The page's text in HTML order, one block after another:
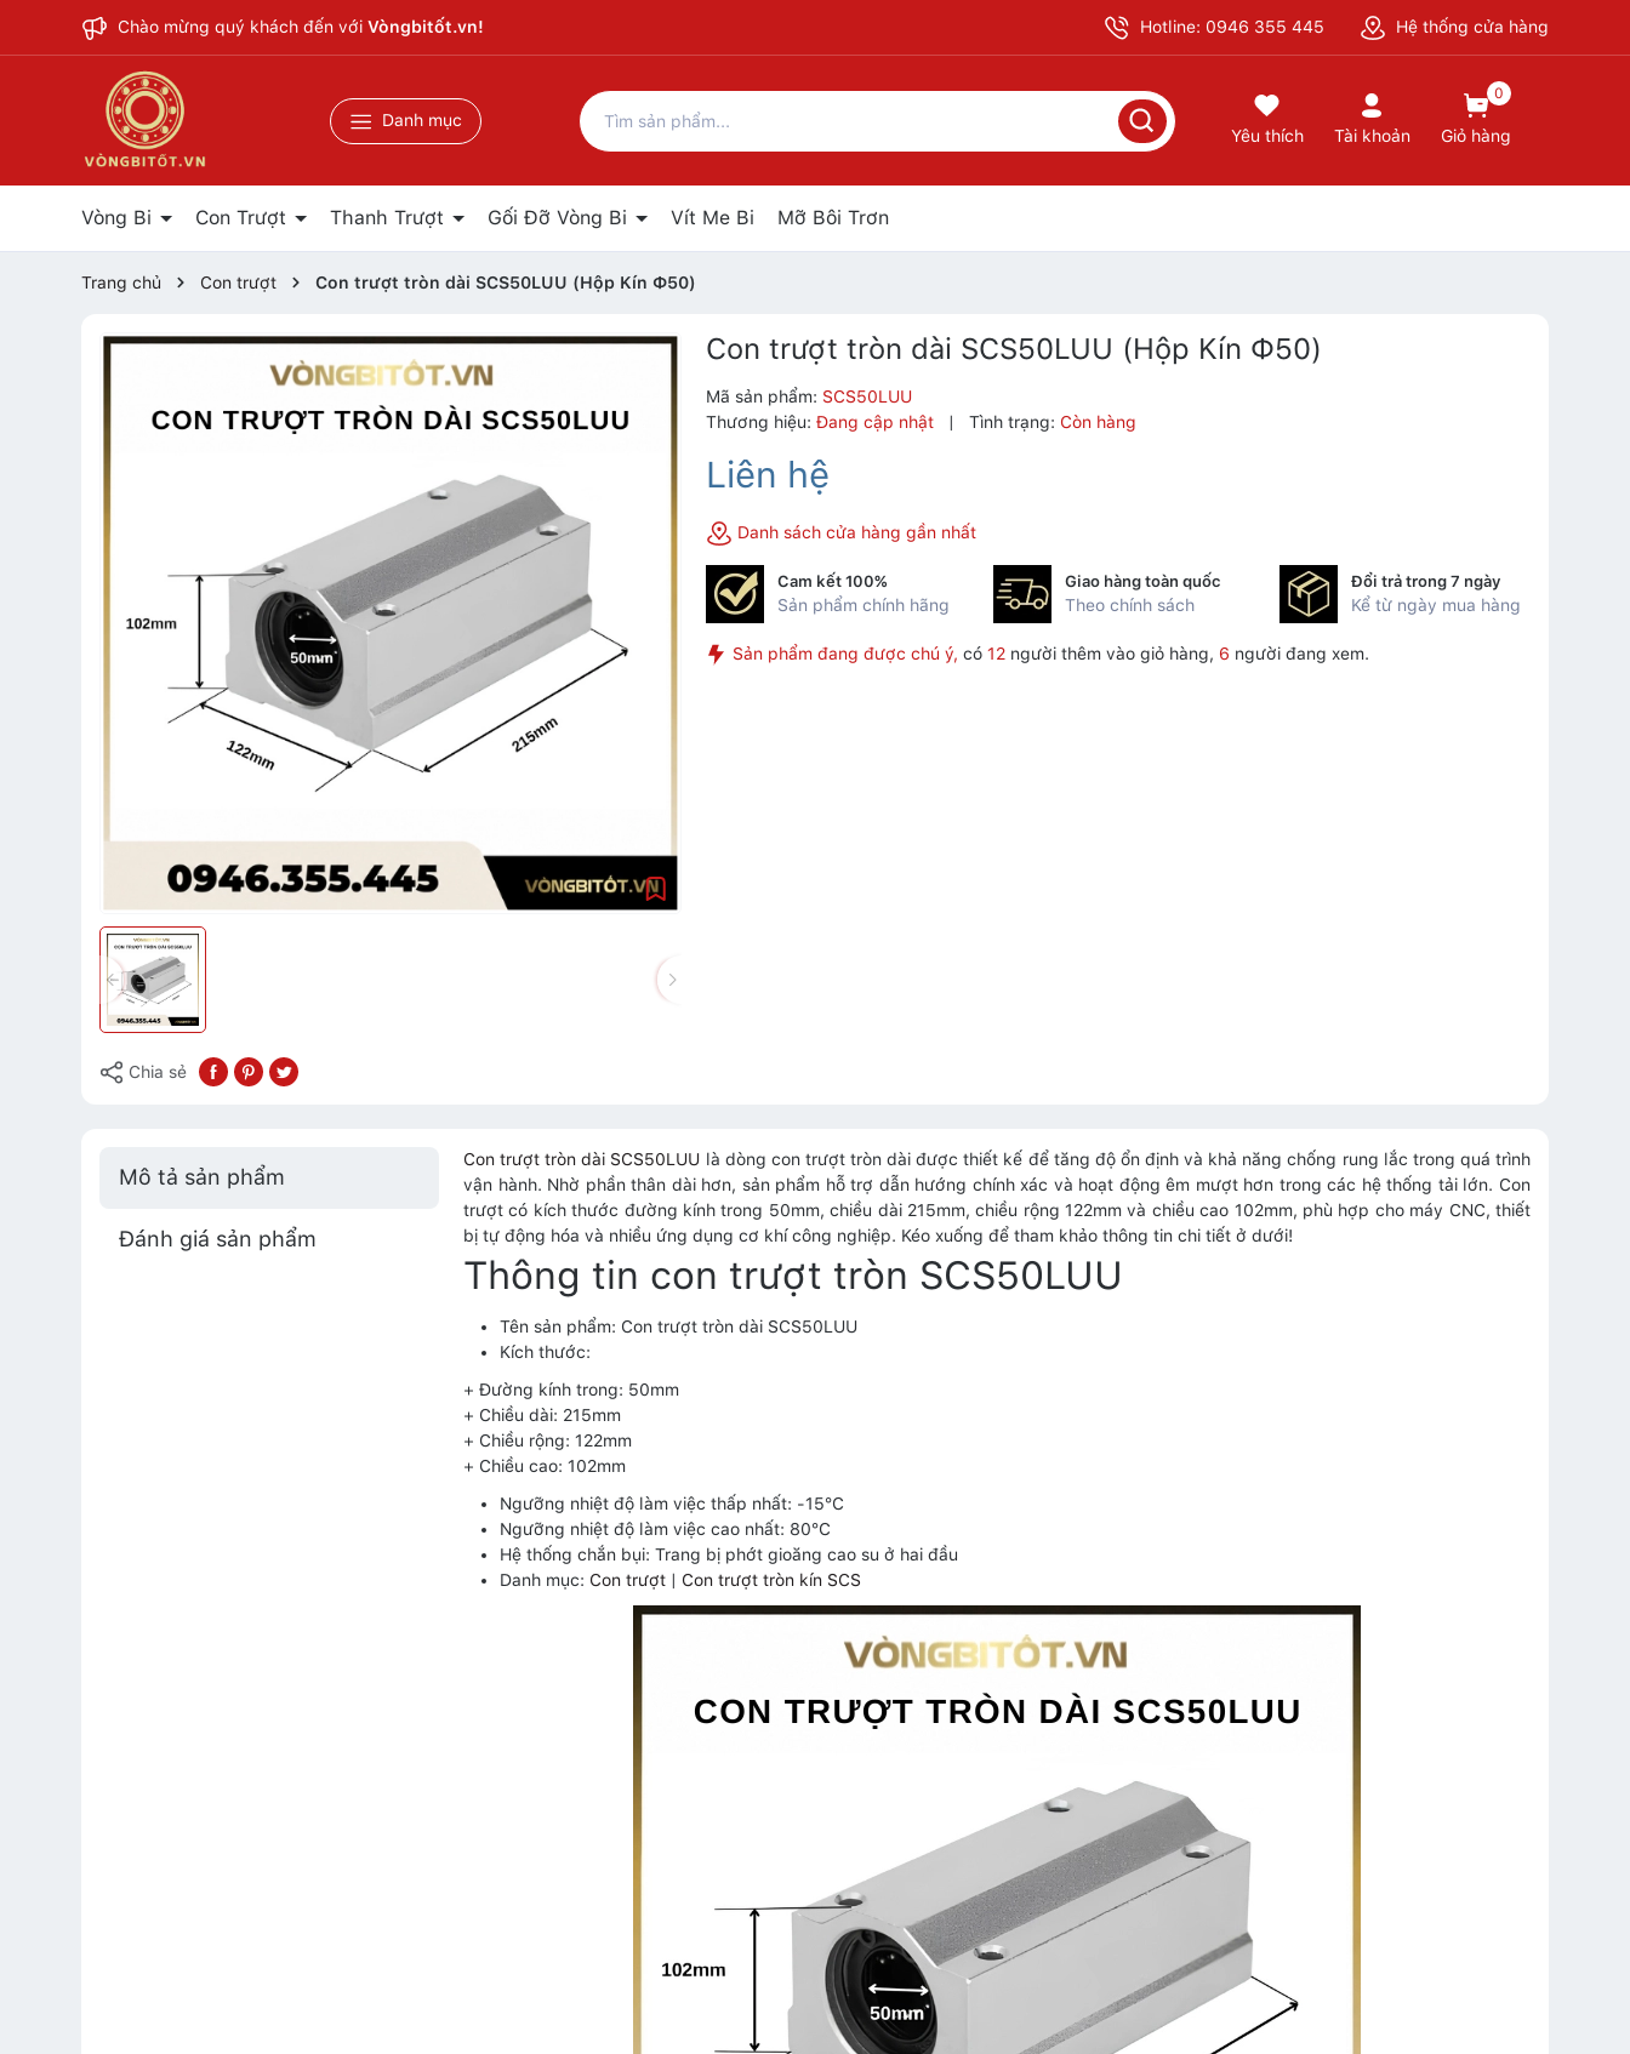
Chào mừng quý khách đến với Vòngbitốt.vn! Hotline: 0946 355 445 Hệ thống cửa hàng
Danh mục
Yêu thích Tài khoản
0
Giỏ hàng
Vòng Bi Con Trượt Thanh Trượt Gối Đỡ Vòng Bi Vít Me Bi Mỡ Bôi Trơn
Trang chủ Con trượt Con trượt tròn dài SCS50LUU (Hộp Kín Ф50)
Chia sẻ
Con trượt tròn dài SCS50LUU (Hộp Kín Ф50)
Mã sản phẩm: SCS50LUU
Thương hiệu: Đang cập nhật | Tình trạng: Còn hàng
Liên hệ
Danh sách cửa hàng gần nhất
Cam kết 100%
Sản phẩm chính hãng
Giao hàng toàn quốc
Theo chính sách
Đổi trả trong 7 ngày
Kể từ ngày mua hàng
Sản phẩm đang được chú ý, có 12 người thêm vào giỏ hàng, 6 người đang xem.
Mô tả sản phẩm
Đánh giá sản phẩm
Con trượt tròn dài SCS50LUU là dòng con trượt tròn dài được thiết kế để tăng độ ổn định và khả năng chống rung lắc trong quá trình
vận hành. Nhờ phần thân dài hơn, sản phẩm hỗ trợ dẫn hướng chính xác và hoạt động êm mượt hơn trong các hệ thống tải lớn. Con
trượt có kích thước đường kính trong 50mm, chiều dài 215mm, chiều rộng 122mm và chiều cao 102mm, phù hợp cho máy CNC, thiết
bị tự động hóa và nhiều ứng dụng cơ khí công nghiệp. Kéo xuống để tham khảo thông tin chi tiết ở dưới!
Thông tin con trượt tròn SCS50LUU
Tên sản phẩm: Con trượt tròn dài SCS50LUU
Kích thước:
+ Đường kính trong: 50mm
+ Chiều dài: 215mm
+ Chiều rộng: 122mm
+ Chiều cao: 102mm
Ngưỡng nhiệt độ làm việc thấp nhất: -15°C
Ngưỡng nhiệt độ làm việc cao nhất: 80°C
Hệ thống chắn bụi: Trang bị phớt gioăng cao su ở hai đầu
Danh mục: Con trượt | Con trượt tròn kín SCS